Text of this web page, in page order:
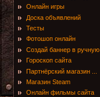
Онлайн игры
Доска объявлений
Тесты
Фотошоп онлайн
Создай баннер в ручную
Гороскоп сайта
Партнёрский магазин ...
Магазин Steam
Онлайн фильмы сайта